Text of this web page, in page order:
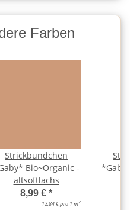
Farben
Strickbündchen
Bio~Organic -
altsoftlachs
8,99 € *
12,84 € pro 1 m2